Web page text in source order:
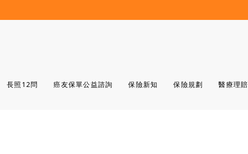
長照12問 癌友保單公益諮詢 保險新知 保險規劃 醫療理賠